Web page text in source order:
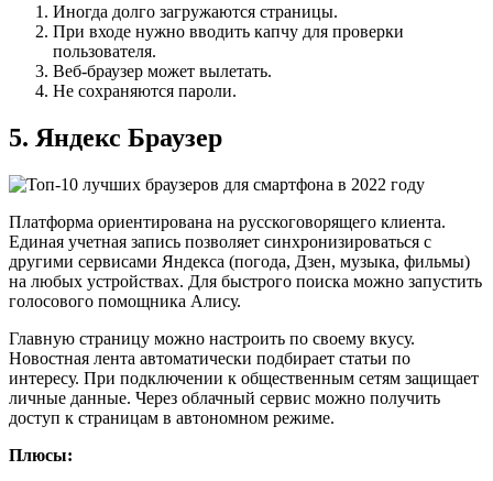
Иногда долго загружаются страницы.
При входе нужно вводить капчу для проверки
пользователя.
Веб-браузер может вылетать.
Не сохраняются пароли.
5. Яндекс Браузер
Платформа ориентирована на русскоговорящего клиента.
Единая учетная запись позволяет синхронизироваться с
другими сервисами Яндекса (погода, Дзен, музыка, фильмы)
на любых устройствах. Для быстрого поиска можно запустить
голосового помощника Алису.
Главную страницу можно настроить по своему вкусу.
Новостная лента автоматически подбирает статьи по
интересу. При подключении к общественным сетям защищает
личные данные. Через облачный сервис можно получить
доступ к страницам в автономном режиме.
Плюсы: